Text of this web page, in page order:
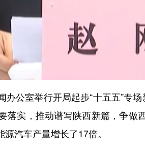
室举行开局起步“十五五”专场
落实，推动谱写陕西新篇，争
汽车产量增长了17倍。